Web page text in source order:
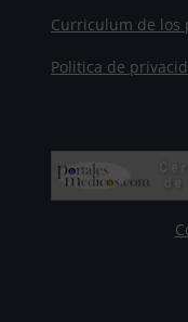
Curriculum de los
Politica de